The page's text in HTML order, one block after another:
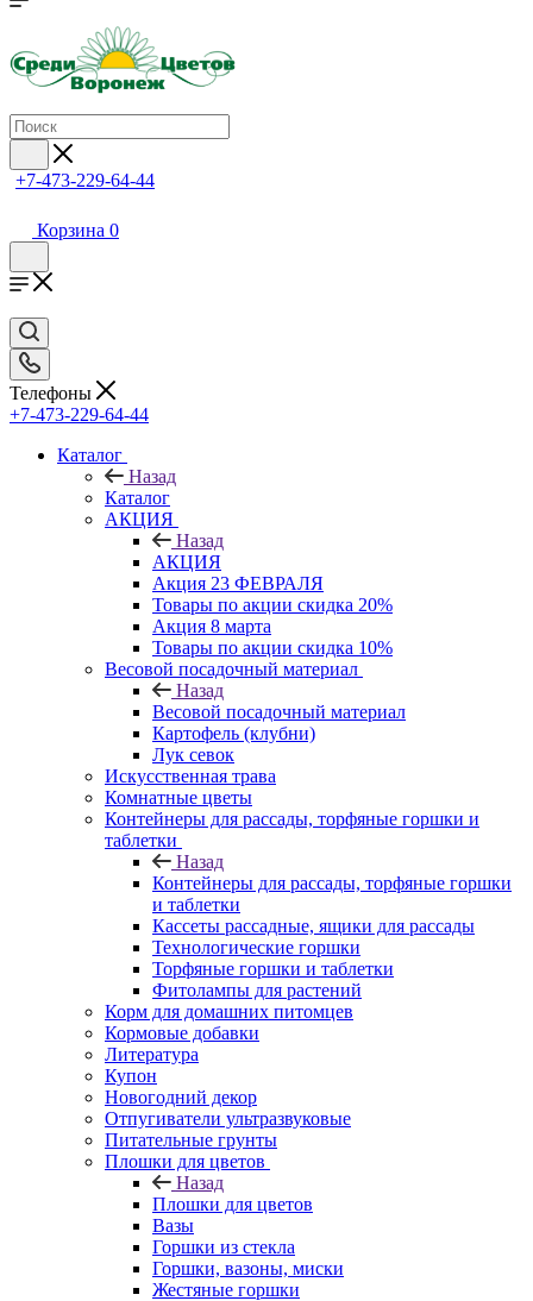
+7-473-229-64-44
Корзина 0
Телефоны
+7-473-229-64-44
Каталог
Назад
Каталог
АКЦИЯ
Назад
АКЦИЯ
Акция 23 ФЕВРАЛЯ
Товары по акции скидка 20%
Акция 8 марта
Товары по акции скидка 10%
Весовой посадочный материал
Назад
Весовой посадочный материал
Картофель (клубни)
Лук севок
Искусственная трава
Комнатные цветы
Контейнеры для рассады, торфяные горшки и
таблетки
Назад
Контейнеры для рассады, торфяные горшки
и таблетки
Кассеты рассадные, ящики для рассады
Технологические горшки
Торфяные горшки и таблетки
Фитолампы для растений
Корм для домашних питомцев
Кормовые добавки
Литература
Купон
Новогодний декор
Отпугиватели ультразвуковые
Питательные грунты
Плошки для цветов
Назад
Плошки для цветов
Вазы
Горшки из стекла
Горшки, вазоны, миски
Жестяные горшки